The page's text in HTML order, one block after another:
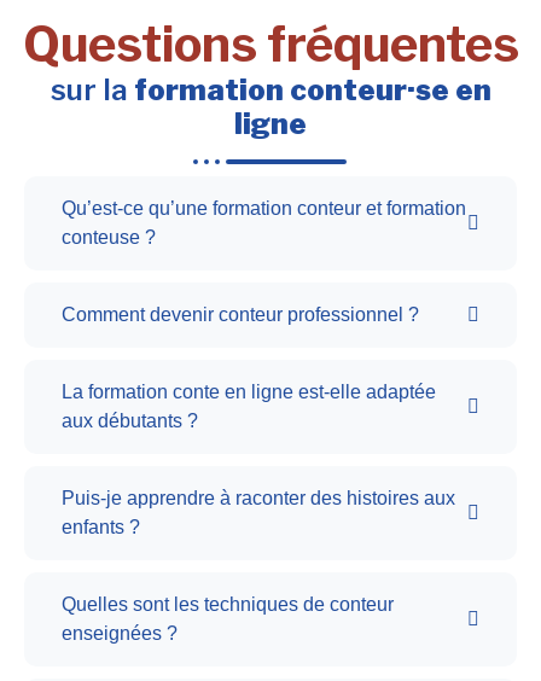
Questions fréquentes
sur la formation conteur·se en
ligne
Qu’est-ce qu’une formation conteur et formation
conteuse ?
Comment devenir conteur professionnel ?
La formation conte en ligne est-elle adaptée
aux débutants ?
Puis-je apprendre à raconter des histoires aux
enfants ?
Quelles sont les techniques de conteur
enseignées ?